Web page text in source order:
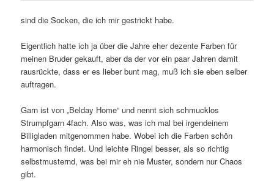
sind die Socken, die ich mir gestrickt habe.
Eigentlich hatte ich ja über die Jahre eher dezente Farben für
meinen Bruder gekauft, aber da der vor ein paar Jahren damit
rausrückte, dass er es lieber bunt mag, muß ich sie eben selber
auftragen.
Garn ist von „Belday Home“ und nennt sich schmucklos
Strumpfgarn 4fach. Also was, was ich mal bei irgendeinem
Billigladen mitgenommen habe. Wobei ich die Farben schön
harmonisch findet. Und leichte Ringel besser, als so richtig
selbstmusternd, was bei mir eh nie Muster, sondern nur Chaos
gibt.